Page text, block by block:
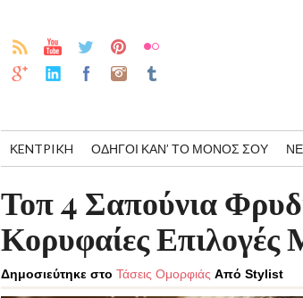
ΚENTPIKH ΟΔΗΓΟΊ ΚΑΝ’ ΤΟ ΜΌΝΟΣ ΣΟΥ
Τοπ 4 Σαπούνια
Κορυφαίες Επιλογές
Δημοσιεύτηκε στο Τάσεις Ομορφιάς Από Stylist